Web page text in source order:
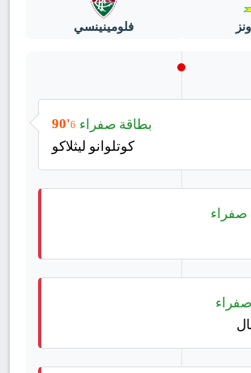
فلومينينسي
90'6 بطاقة صفراء
كوتلوانو ليثلاكو
صفراء